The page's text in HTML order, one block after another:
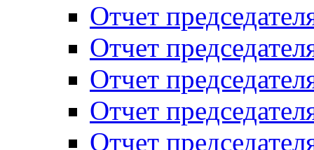
Отчет
Отчет
Отчет
Отчет
Отчет